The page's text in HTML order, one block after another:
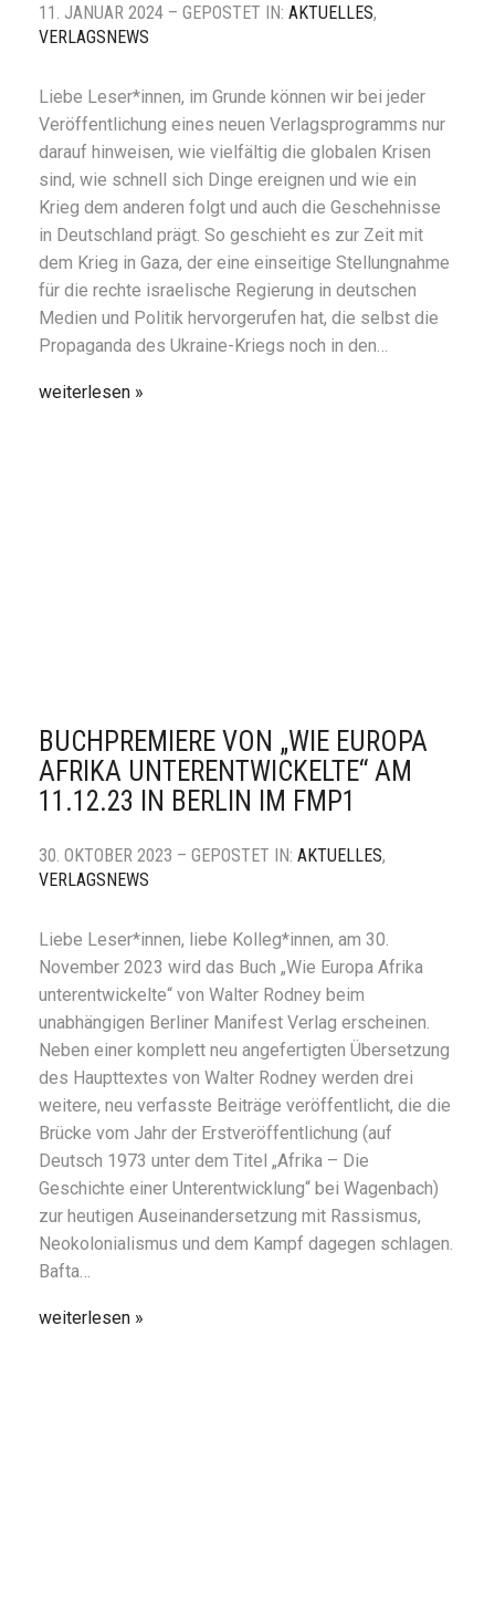
11. JANUAR 2024 – GEPOSTET IN: AKTUELLES,
VERLAGSNEWS
Liebe Leser*innen, im Grunde können wir bei jeder
Veröffentlichung eines neuen Verlagsprogramms nur
darauf hinweisen, wie vielfältig die globalen Krisen
sind, wie schnell sich Dinge ereignen und wie ein
Krieg dem anderen folgt und auch die Geschehnisse
in Deutschland prägt. So geschieht es zur Zeit mit
dem Krieg in Gaza, der eine einseitige Stellungnahme
für die rechte israelische Regierung in deutschen
Medien und Politik hervorgerufen hat, die selbst die
Propaganda des Ukraine-Kriegs noch in den…
weiterlesen
BUCHPREMIERE VON „WIE EUROPA
AFRIKA UNTERENTWICKELTE“ AM
11.12.23 IN BERLIN IM FMP1
30. OKTOBER 2023 – GEPOSTET IN: AKTUELLES,
VERLAGSNEWS
Liebe Leser*innen, liebe Kolleg*innen, am 30.
November 2023 wird das Buch „Wie Europa Afrika
unterentwickelte“ von Walter Rodney beim
unabhängigen Berliner Manifest Verlag erscheinen.
Neben einer komplett neu angefertigten Übersetzung
des Haupttextes von Walter Rodney werden drei
weitere, neu verfasste Beiträge veröffentlicht, die die
Brücke vom Jahr der Erstveröffentlichung (auf
Deutsch 1973 unter dem Titel „Afrika – Die
Geschichte einer Unterentwicklung“ bei Wagenbach)
zur heutigen Auseinandersetzung mit Rassismus,
Neokolonialismus und dem Kampf dagegen schlagen.
Bafta…
weiterlesen